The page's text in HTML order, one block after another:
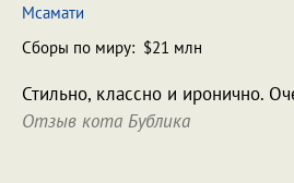
Мсамати
Сборы по миру: $21 млн
Стильно, классно и иронично.
Отзыв кота Бублика